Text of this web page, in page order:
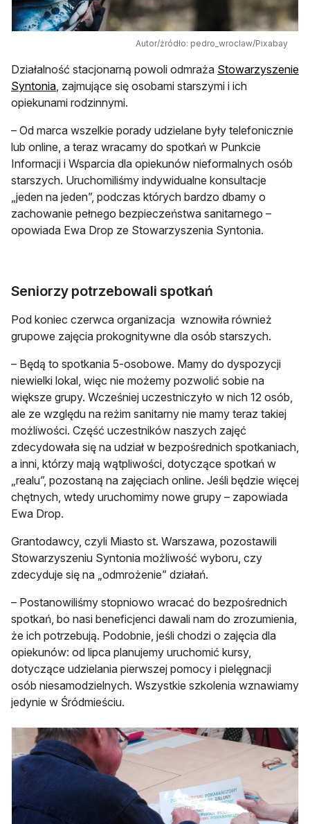
Autor/źródło: pedro_wroclaw/Pixabay
Działalność stacjonarną powoli odmraża Stowarzyszenie
Syntonia, zajmujące się osobami starszymi i ich
opiekunami rodzinnymi.
– Od marca wszelkie porady udzielane były telefonicznie
lub online, a teraz wracamy do spotkań w Punkcie
Informacji i Wsparcia dla opiekunów nieformalnych osób
starszych. Uruchomiliśmy indywidualne konsultacje
„jeden na jeden”, podczas których bardzo dbamy o
zachowanie pełnego bezpieczeństwa sanitarnego –
opowiada Ewa Drop ze Stowarzyszenia Syntonia.
Seniorzy potrzebowali spotkań
Pod koniec czerwca organizacja wznowiła również
grupowe zajęcia prokognitywne dla osób starszych.
– Będą to spotkania 5-osobowe. Mamy do dyspozycji
niewielki lokal, więc nie możemy pozwolić sobie na
większe grupy. Wcześniej uczestniczyło w nich 12 osób,
ale ze względu na reżim sanitarny nie mamy teraz takiej
możliwości. Część uczestników naszych zajęć
zdecydowała się na udział w bezpośrednich spotkaniach,
a inni, którzy mają wątpliwości, dotyczące spotkań w
„realu”, pozostaną na zajęciach online. Jeśli będzie więcej
chętnych, wtedy uruchomimy nowe grupy – zapowiada
Ewa Drop.
Grantodawcy, czyli Miasto st. Warszawa, pozostawili
Stowarzyszeniu Syntonia możliwość wyboru, czy
zdecyduje się na „odmrożenie” działań.
– Postanowiliśmy stopniowo wracać do bezpośrednich
spotkań, bo nasi beneficjenci dawali nam do zrozumienia,
że ich potrzebują. Podobnie, jeśli chodzi o zajęcia dla
opiekunów: od lipca planujemy uruchomić kursy,
dotyczące udzielania pierwszej pomocy i pielęgnacji
osób niesamodzielnych. Wszystkie szkolenia wznawiamy
jedynie w Śródmieściu.